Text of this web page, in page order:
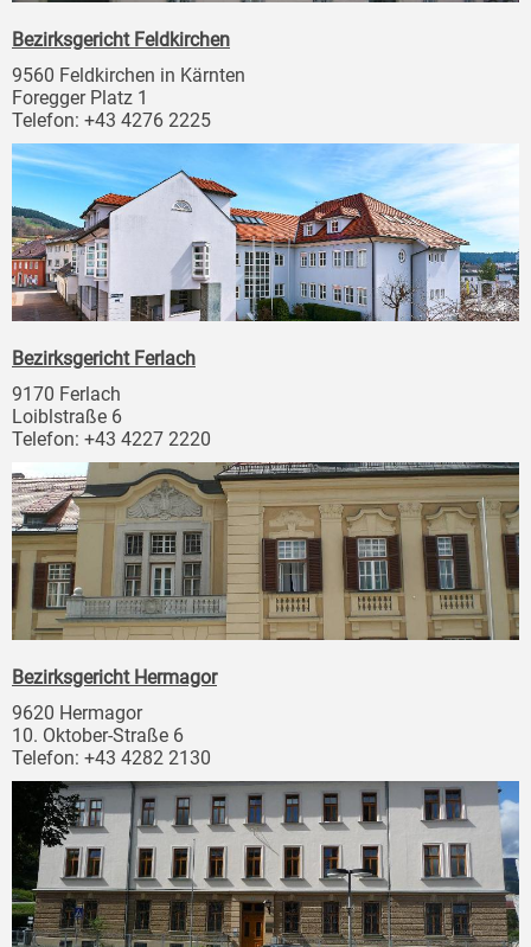
Bezirksgericht Feldkirchen
9560 Feldkirchen in Kärnten
Foregger Platz 1
Telefon: +43 4276 2225
Bezirksgericht Ferlach
9170 Ferlach
Loiblstraße 6
Telefon: +43 4227 2220
Bezirksgericht Hermagor
9620 Hermagor
10. Oktober-Straße 6
Telefon: +43 4282 2130